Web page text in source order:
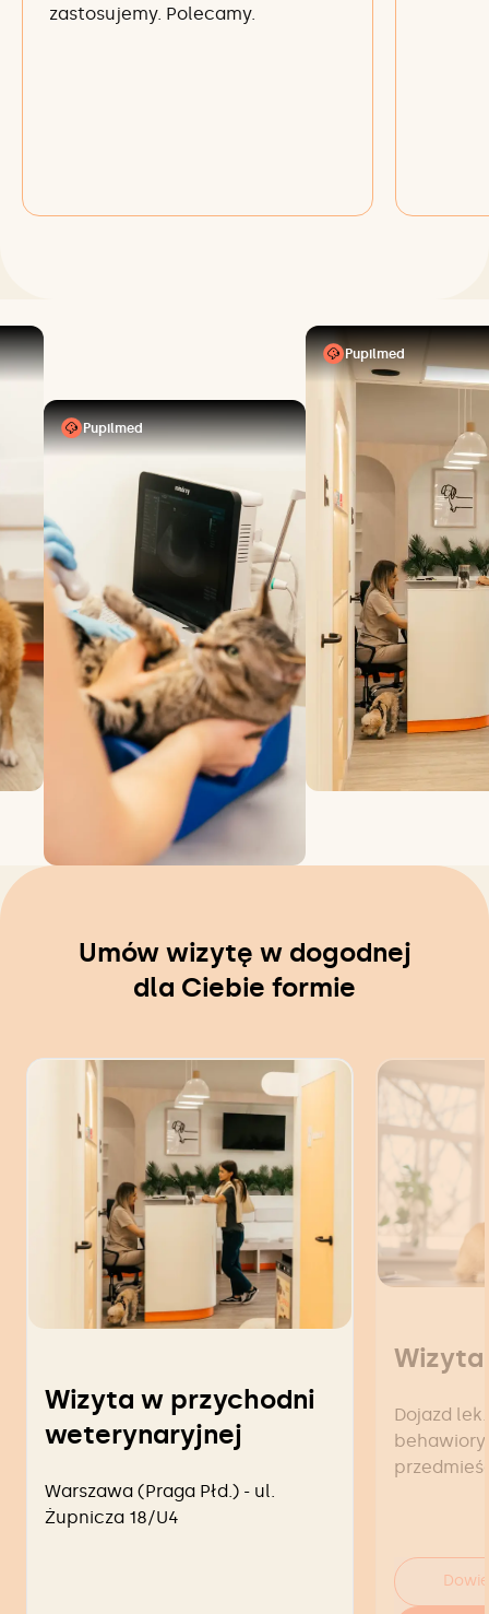
zastosujemy. Polecamy.
Pupilmed
Pupilmed
Umów wizytę w dogodnej
dla Ciebie formie
Wizyta w przychodni
weterynaryjnej
Warszawa (Praga Płd.) - ul.
Żupnicza 18/U4
Wizyta
Dojazd